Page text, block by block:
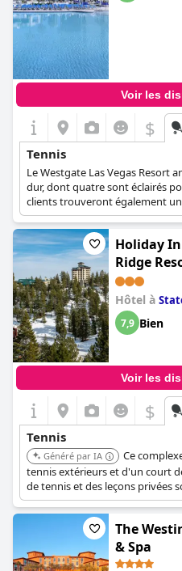
Voir les
$
Tennis
Le Westgate Las Vegas Resort
dur, dont quatre sont éclairés
clients trouveront également
pour débutants et
Holiday
Ridge
Hôtel à
7,9 Bien
Voir les
$
Tennis
Généré par IA
Ce
tennis extérieurs et d'un court
de tennis et des leçons privées
sport sont disponibles selon le
premier servi.
The
& Spa